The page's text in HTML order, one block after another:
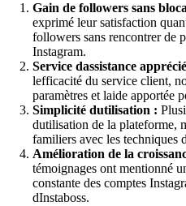
Gain de followers sans
exprimé leur satisfaction
followers sans rencontrer de
Instagram.
Service dassistance
lefficacité du service client,
paramètres et laide apportée
Simplicité dutilisation :
dutilisation de la plateforme,
familiers avec les techniques
Amélioration de la
témoignages ont mentionné
constante des comptes
dInstaboss.